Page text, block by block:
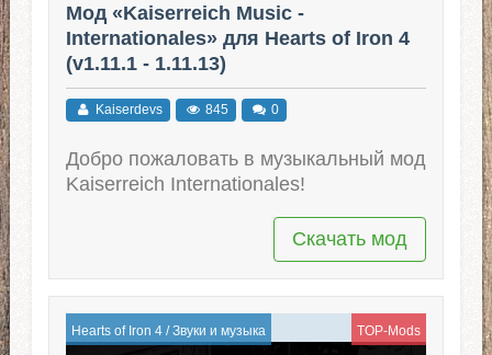
Мод «Kaiserreich Music -
Internationales» для Hearts of Iron 4
(v1.11.1 - 1.11.13)
Kaiserdevs 845 0
Добро пожаловать в музыкальный мод
Kaiserreich Internationales!
Скачать мод
Hearts of Iron 4/Звуки и музыка TOP-Mods